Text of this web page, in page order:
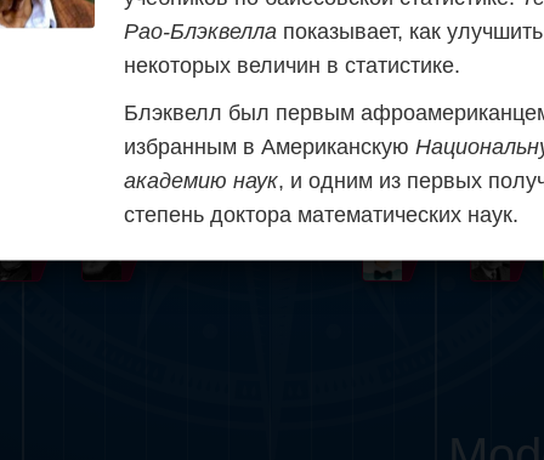
Noether
Hardy
Peano
Poincaré
Cantor
Lie
Nightingale
Sylvester
Jacobi
De Morgan
Bolyai
Babbage
Cauchy
Рао-Блэквелла показывает, как
некоторых величин в статистике.
Блэквелл был первым
избранным в Американскую
академию наук, и одним из первых
степень доктора математических наук.